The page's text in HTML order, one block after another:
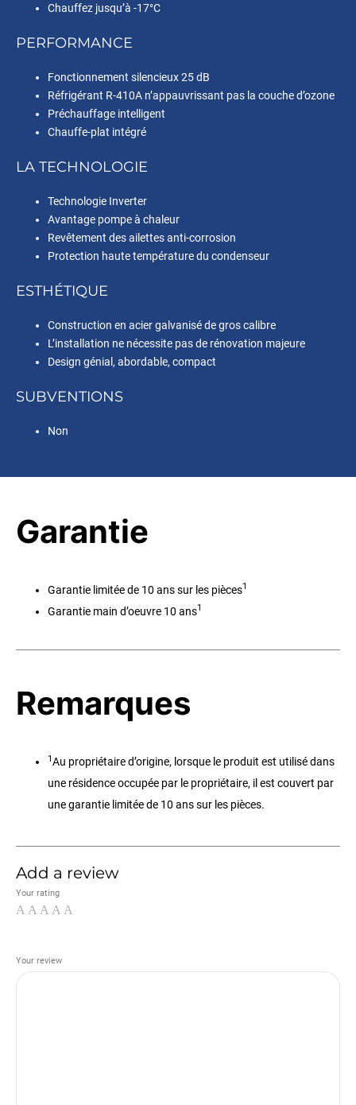
Chauffez jusqu’à -17°C
PERFORMANCE
Fonctionnement silencieux 25 dB
Réfrigérant R-410A n’appauvrissant pas la couche d’ozone
Préchauffage intelligent
Chauffe-plat intégré
LA TECHNOLOGIE
Technologie Inverter
Avantage pompe à chaleur
Revêtement des ailettes anti-corrosion
Protection haute température du condenseur
ESTHÉTIQUE
Construction en acier galvanisé de gros calibre
L’installation ne nécessite pas de rénovation majeure
Design génial, abordable, compact
SUBVENTIONS
Non
Garantie
Garantie limitée de 10 ans sur les pièces1
Garantie main d’oeuvre 10 ans1
Remarques
1Au propriétaire d’origine, lorsque le produit est utilisé dans
une résidence occupée par le propriétaire, il est couvert par
une garantie limitée de 10 ans sur les pièces.
Add a review
Your rating
Your review